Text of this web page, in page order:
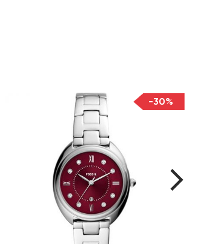
-30%